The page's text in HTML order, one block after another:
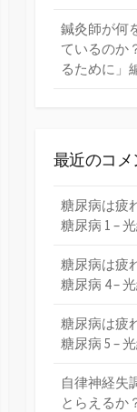
鍼灸師が何
ているのか
るために」
最近のコメ
糖尿病は疲
糖尿病 1 –
糖尿病は疲
糖尿病 4 –
糖尿病は疲
糖尿病 5 –
自律神経失
とらえるか